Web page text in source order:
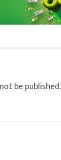
be published.